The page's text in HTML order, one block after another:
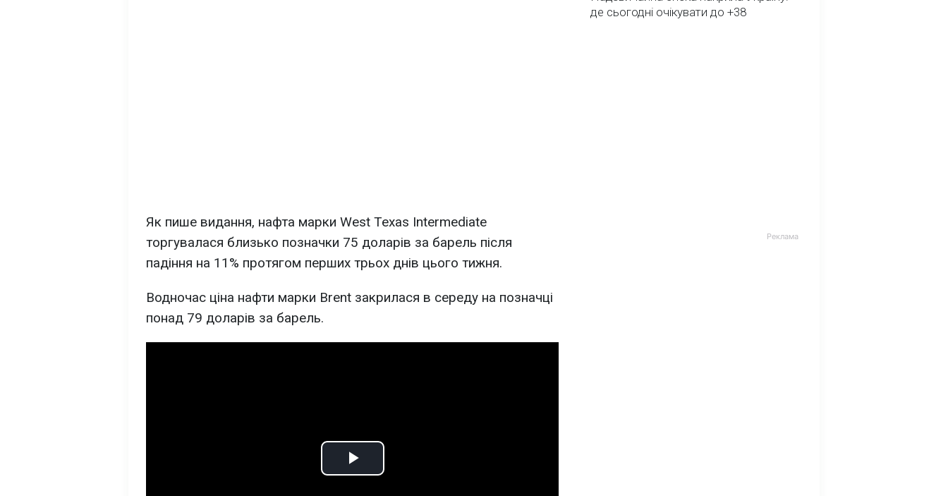
Як пише видання, нафта марки West Texas Intermediate
торгувалася близько позначки 75 доларів за барель після
падіння на 11% протягом перших трьох днів цього тижня.
Водночас ціна нафти марки Brent закрилася в середу на позначці
понад 79 доларів за барель.
Play
де сьогодні очікувати до +38